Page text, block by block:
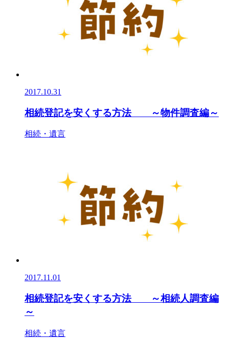
2017.10.31
相続登記を安くする方法 ～物件調査編～
相続・遺言
2017.11.01
相続登記を安くする方法 ～相続人調査編
～
相続・遺言